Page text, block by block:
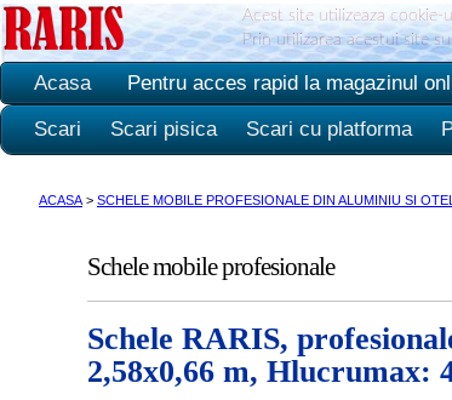
Acest site utilizeaza
Prin utilizarea acestui site
Acasa Pentru acces rapid la magazinul
Scari
Scari pisica Scari cu platforma
ACASA > SCHELE MOBILE PROFESIONALE DIN ALUMINIU SI OTEL
Schele mobile profesionale
Schele RARIS,
2,58x0,66 m, Hlucrumax: